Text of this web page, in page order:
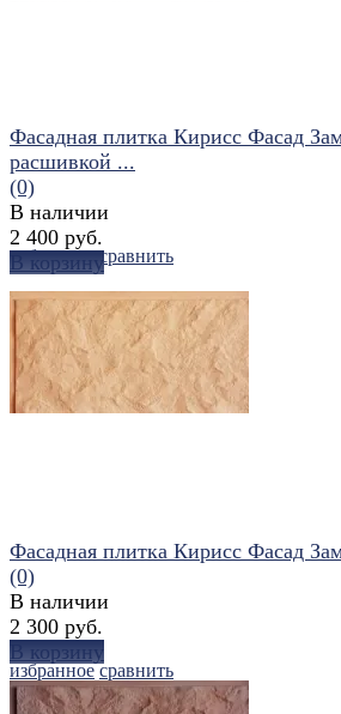
избранное сравнить
Фасадная плитка Кирисс Фасад
расшивкой ...
(0)
В наличии
2 400 руб.
В корзину
избранное сравнить
Фасадная плитка Кирисс Фасад
(0)
В наличии
2 300 руб.
В корзину